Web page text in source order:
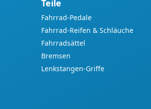
Teile
Fahrrad-Pedale
Fahrrad-Reifen & Schläuche
Fahrradsättel
Bremsen
Lenkstangen-Griffe